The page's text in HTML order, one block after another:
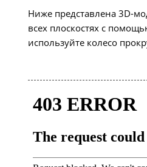
Ниже представлена 3D-
всех плоскостях с
используйте колесо